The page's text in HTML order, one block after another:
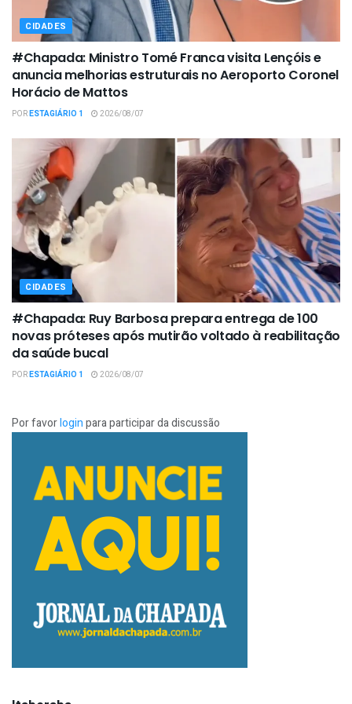
CIDADES
#Chapada: Ministro Tomé Franca visita Lençóis e
anuncia melhorias estruturais no Aeroporto Coronel
Horácio de Mattos
PORESTAGIÁRIO 1 2026/08/07
CIDADES
#Chapada: Ruy Barbosa prepara entrega de 100
novas próteses após mutirão voltado à reabilitação
da saúde bucal
PORESTAGIÁRIO 1 2026/08/07
Por favorloginpara participar da discussão